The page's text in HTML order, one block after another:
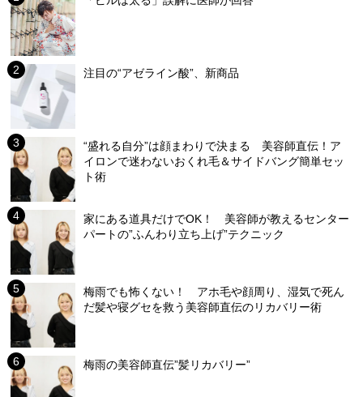
注目の“アゼライン酸”、新商品
“盛れる自分”は顔まわりで決まる 美容師直伝！ア
イロンで迷わないおくれ毛＆サイドバング簡単セッ
ト術
家にある道具だけでOK！ 美容師が教えるセンター
パートの”ふんわり立ち上げ”テクニック
梅雨でも怖くない！ アホ毛や顔周り、湿気で死ん
だ髪や寝グセを救う美容師直伝のリカバリー術
梅雨の美容師直伝”髪リカバリー”